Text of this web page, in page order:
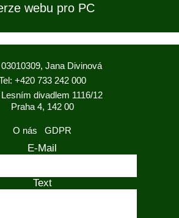
webu pro PC
Jana Divinová
+420 733 242 000
divadlem 1116/12
Praha 4, 142 00
O nás GDPR
E-Mail
Text